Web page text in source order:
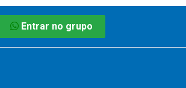
Entrar no grupo